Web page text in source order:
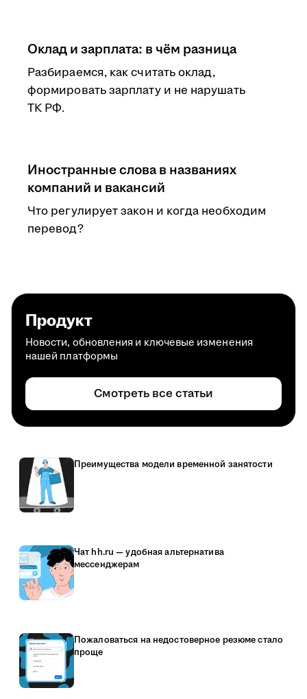
Оклад и зарплата: в чём разница
Разбираемся, как считать оклад,
формировать зарплату и не нарушать
ТК РФ.
Иностранные слова в названиях
компаний и вакансий
Что регулирует закон и когда необходим
перевод?
Продукт
Новости, обновления и ключевые изменения
нашей платформы
Смотреть все статьи
Преимущества модели временной занятости
Чат hh.ru — удобная альтернатива
мессенджерам
Пожаловаться на недостоверное резюме стало
проще